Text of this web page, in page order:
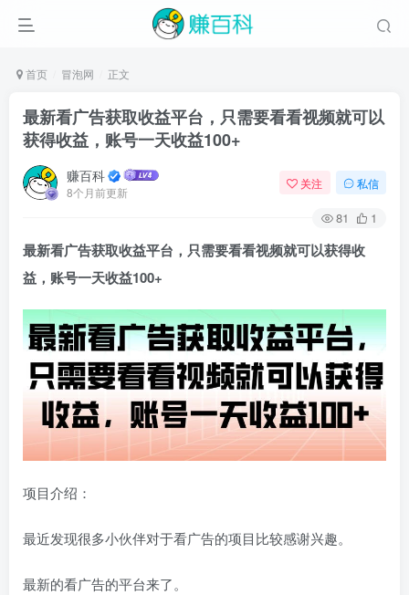
首页 冒泡网 正文
最新看广告获取收益平台，只需要看看视频就可以
获得收益，账号一天收益100+
赚百科
8个月前更新
关注 私信
81 1
最新看广告获取收益平台，只需要看看视频就可以获得收
益，账号一天收益100+
项目介绍：
最近发现很多小伙伴对于看广告的项目比较感谢兴趣。
最新的看广告的平台来了。